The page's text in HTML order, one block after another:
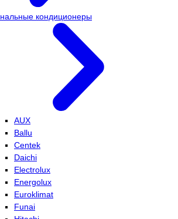
кондиционеры
AUX
Ballu
Centek
Daichi
Electrolux
Energolux
Euroklimat
Funai